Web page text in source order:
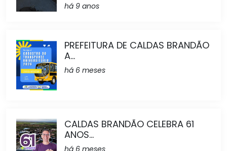
há 9 anos
PREFEITURA DE CALDAS BRANDÃO
A...
há 6 meses
CALDAS BRANDÃO CELEBRA 61
ANOS...
há 6 meses